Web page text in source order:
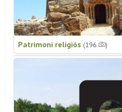
Patrimoni religiós (196 )